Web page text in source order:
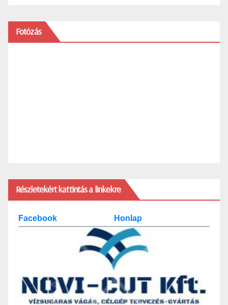
Fotózás
Részletekért kattintás a linkekre
Facebook Honlap